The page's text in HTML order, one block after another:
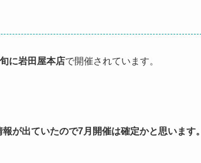
に岩田屋本店で開催されています。
報が出ていたので7月開催は確定かと思います。